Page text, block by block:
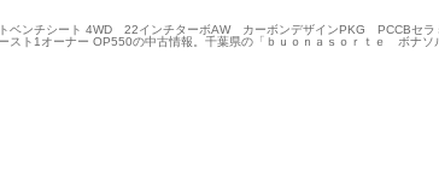
ベンチシート 4WD 22インチターボAW カーボンデザインPKG PCCBセラ
ト1オーナー OP550の中古情報。千葉県の「ｂｕｏｎａｓｏｒｔｅ ボナソ